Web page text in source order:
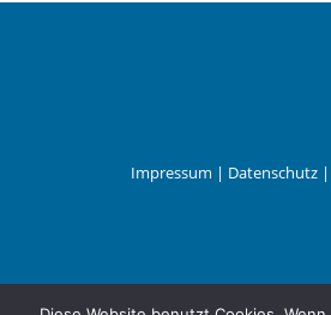
Impressum | Datenschutz |